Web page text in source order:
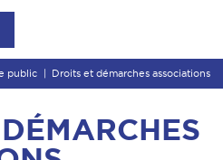
public Droits et démarches associations